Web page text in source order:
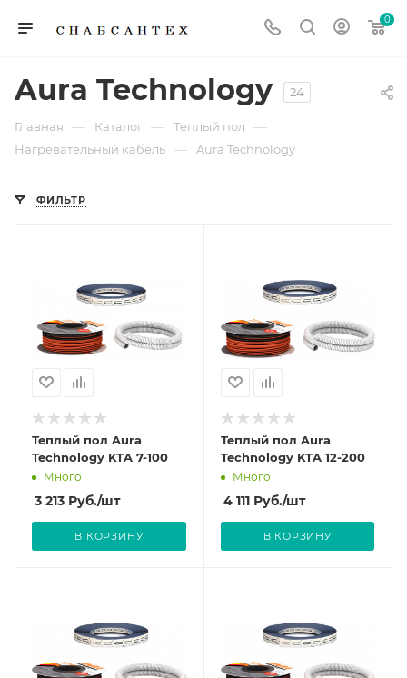
0
Aura Technology 24
Главная — Каталог — Теплый пол —
Нагревательный кабель — Aura Technology
ФИЛЬТР
Теплый пол Aura
Technology KTA 7-100
Много
3 213 Руб./шт
В КОРЗИНУ
Теплый пол Aura
Technology KTA 12-200
Много
4 111Руб./шт
В КОРЗИНУ